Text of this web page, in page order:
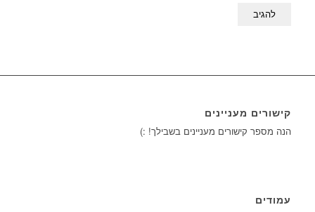
קישורים מעניינים
הנה מספר קישורים מעניינים בשבילך! :)
עמודים